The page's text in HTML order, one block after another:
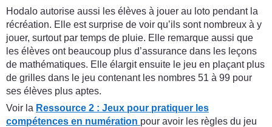
Hodalo autorise aussi les élèves à jouer au loto pendant la
récréation. Elle est surprise de voir qu’ils sont nombreux à y
jouer, surtout par temps de pluie. Elle remarque aussi que
les élèves ont beaucoup plus d’assurance dans les leçons
de mathématiques. Elle élargit ensuite le jeu en plaçant plus
de grilles dans le jeu contenant les nombres 51 à 99 pour
ses élèves plus aptes.
Voir la Ressource 2 : Jeux pour pratiquer les
compétences en numération pour avoir les règles du jeu